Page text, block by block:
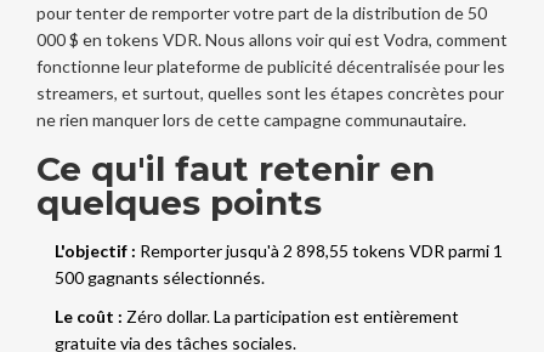
pour tenter de remporter votre part de la distribution de 50
000 $ en tokens VDR. Nous allons voir qui est Vodra, comment
fonctionne leur plateforme de publicité décentralisée pour les
streamers, et surtout, quelles sont les étapes concrètes pour
ne rien manquer lors de cette campagne communautaire.
Ce qu'il faut retenir en
quelques points
L'objectif : Remporter jusqu'à 2 898,55 tokens VDR parmi 1
500 gagnants sélectionnés.
Le coût : Zéro dollar. La participation est entièrement
gratuite via des tâches sociales.